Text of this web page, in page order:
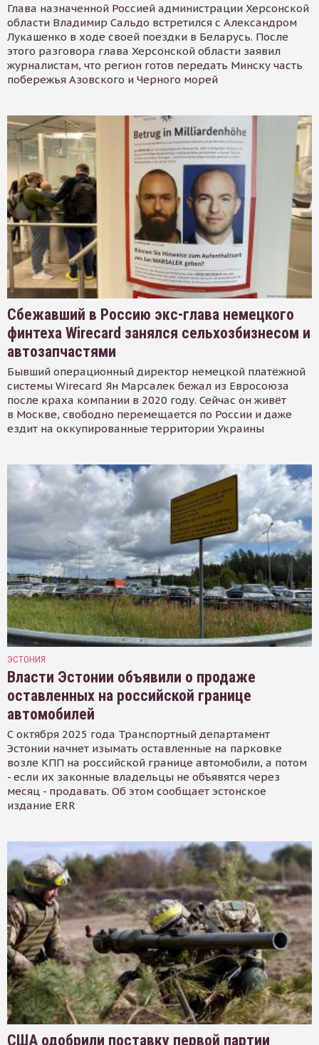
Глава назначенной Россией администрации Херсонской
области Владимир Сальдо встретился с Александром
Лукашенко в ходе своей поездки в Беларусь. После
этого разговора глава Херсонской области заявил
журналистам, что регион готов передать Минску часть
побережья Азовского и Черного морей
Сбежавший в Россию экс-глава немецкого
финтеха Wirecard занялся сельхозбизнесом и
автозапчастями
Бывший операционный директор немецкой платёжной
системы Wirecard Ян Марсалек бежал из Евросоюза
после краха компании в 2020 году. Сейчас он живёт
в Москве, свободно перемещается по России и даже
ездит на оккупированные территории Украины
ЭСТОНИЯ
Власти Эстонии объявили о продаже
оставленных на российской границе
автомобилей
С октября 2025 года Транспортный департамент
Эстонии начнет изымать оставленные на парковке
возле КПП на российской границе автомобили, а потом
- если их законные владельцы не объявятся через
месяц - продавать. Об этом сообщает эстонское
издание ERR
США одобрили поставку первой партии